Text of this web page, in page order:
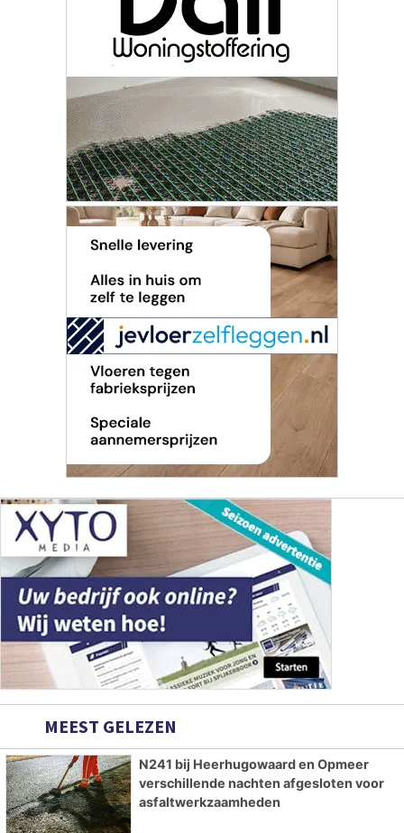
MEEST GELEZEN
N241 bij Heerhugowaard en Opmeer
verschillende nachten afgesloten voor
asfaltwerkzaamheden